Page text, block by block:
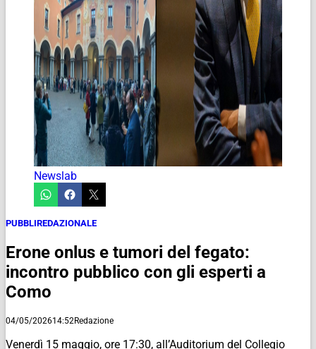
Newslab
PUBBLIREDAZIONALE
Erone onlus e tumori del fegato:
incontro pubblico con gli esperti a
Como
04/05/202614:52Redazione
Venerdì 15 maggio, ore 17:30, all’Auditorium del Collegio